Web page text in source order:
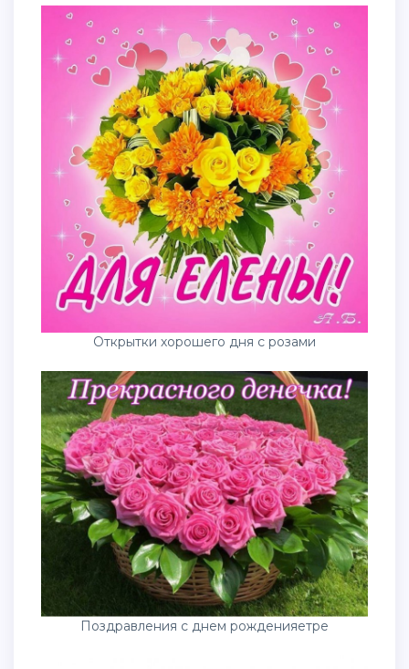
Открытки хорошего дня с розами
Поздравления с днем рожденияетре